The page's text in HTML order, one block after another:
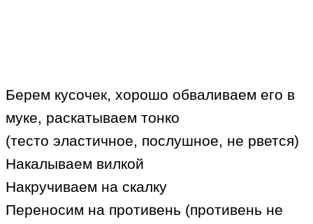
Берем кусочек, хорошо обваливаем его в
муке, раскатываем тонко
(тесто эластичное, послушное, не рвется)
Накалываем вилкой
Накручиваем на скалку
Переносим на противень (противень не